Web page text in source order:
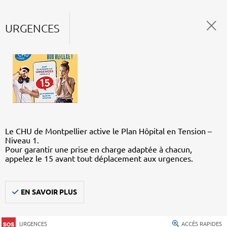
URGENCES
Le CHU de Montpellier active le Plan Hôpital en Tension –
Niveau 1.
Pour garantir une prise en charge adaptée à chacun,
appelez le 15 avant tout déplacement aux urgences.
EN SAVOIR PLUS
URGENCES ACCÈS RAPIDES